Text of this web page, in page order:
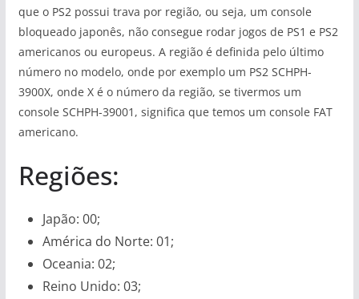
que o PS2 possui trava por região, ou seja, um console
bloqueado japonês, não consegue rodar jogos de PS1 e PS2
americanos ou europeus. A região é definida pelo último
número no modelo, onde por exemplo um PS2 SCHPH-
3900X, onde X é o número da região, se tivermos um
console SCHPH-39001, significa que temos um console FAT
americano.
Regiões:
Japão: 00;
América do Norte: 01;
Oceania: 02;
Reino Unido: 03;